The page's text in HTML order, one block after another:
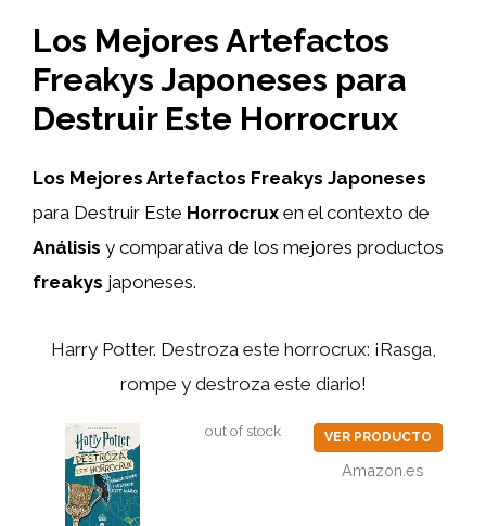
Los Mejores Artefactos
Freakys Japoneses para
Destruir Este Horrocrux
Los Mejores Artefactos Freakys Japoneses
para Destruir Este Horrocrux en el contexto de
Análisis y comparativa de los mejores productos
freakys japoneses.
Harry Potter. Destroza este horrocrux: ¡Rasga,
rompe y destroza este diario!
out of stock VER PRODUCTO
Amazon.es